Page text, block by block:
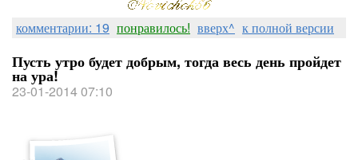
комментарии: 19 понравилось! вверх^ к полной версии
Пусть утро будет добрым, тогда весь день пройдет
на ура!
23-01-2014 07:10